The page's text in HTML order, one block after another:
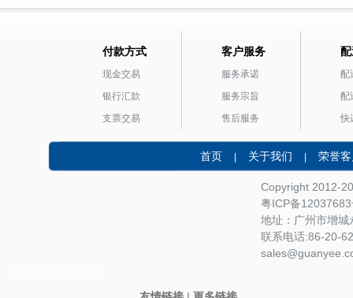
付款方式
现金交易
银行汇款
支票交易
客户服务
服务承诺
服务宗旨
售后服务
配
配
快
首页 | 关于我们 | 荣誉
Copyright 2012-
粤ICP备12037683
地址：广州市增
联系电话:86-20-